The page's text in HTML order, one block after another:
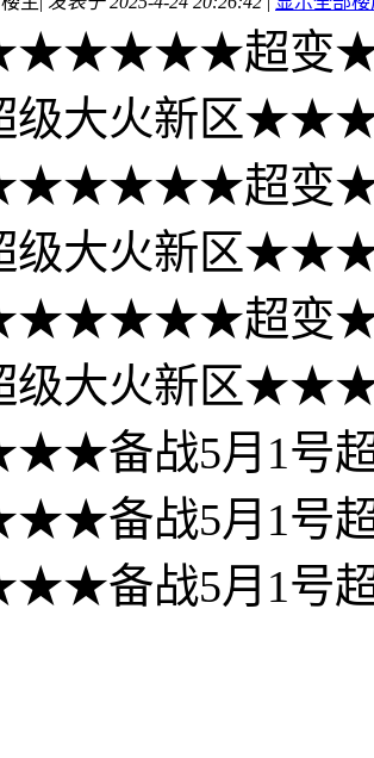
超变
级大火新区
超变
级大火新区
超变
级大火新区
备战5月1号
备战5月1号
备战5月1号